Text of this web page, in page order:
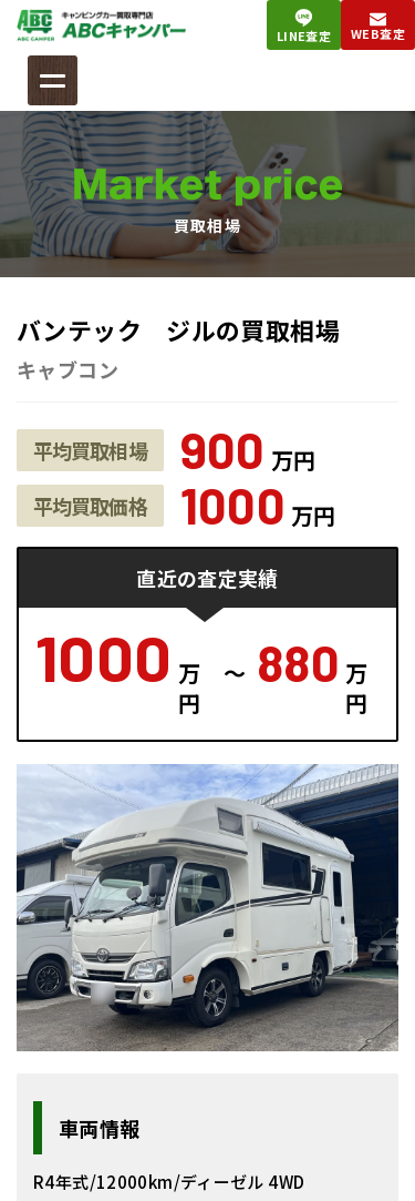
キ
ッ
プ
LINE査定 WEB査定
Market price
買取相場
バンテック ジルの買取相場
キャブコン
平均買取相場 900 万円
平均買取価格 1000 万円
直近の査定実績
1000 万
円
～ 880 万
円
車両情報
R4年式/12000km/ディーゼル 4WD